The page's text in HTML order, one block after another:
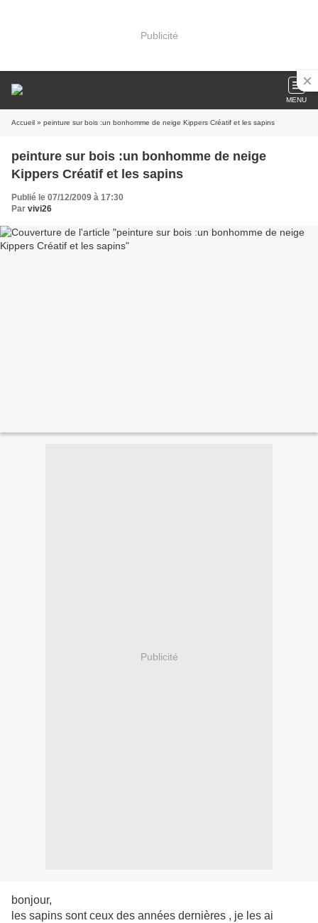
Publicité
MENU
Accueil » peinture sur bois :un bonhomme de neige Kippers Créatif et les sapins
peinture sur bois :un bonhomme de neige
Kippers Créatif et les sapins
Publié le 07/12/2009 à 17:30
Par vivi26
Publicité
bonjour,
les sapins sont ceux des années dernières , je les ai